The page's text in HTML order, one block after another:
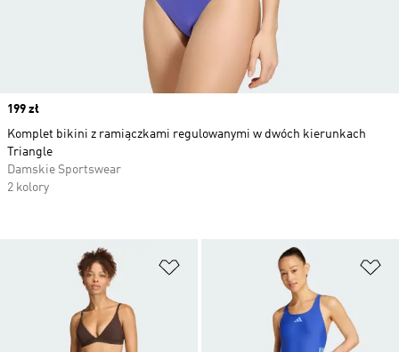
Dodaj do listy życzeń
Price
199 zł
Komplet bikini z ramiączkami regulowanymi w dwóch kierunkach
Triangle
Damskie Sportswear
2 kolory